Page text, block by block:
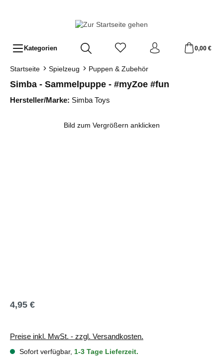
Kategorien 0,00 €
Startseite Spielzeug Puppen & Zubehör
Simba - Sammelpuppe - #myZoe #fun
Hersteller/Marke: Simba Toys
Bild zum Vergrößern anklicken
Regulärer Preis:
4,95 €
Preise inkl. MwSt. - zzgl. Versandkosten.
Sofort verfügbar, 1-3 Tage Lieferzeit.